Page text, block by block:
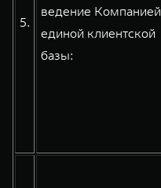
5.
ведение Компанией
единой клиентской
базы: